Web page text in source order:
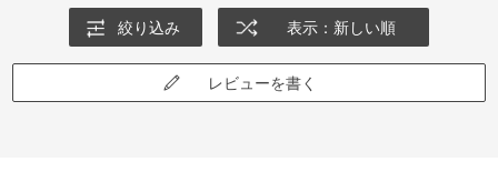
絞り込み 表示：新しい順
レビューを書く